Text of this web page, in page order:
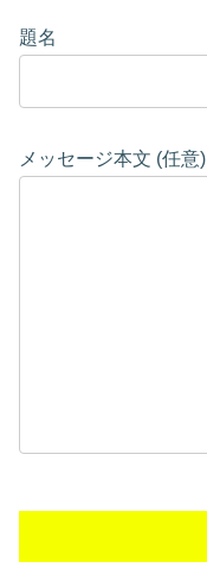
題名
メッセージ本文 (任意)